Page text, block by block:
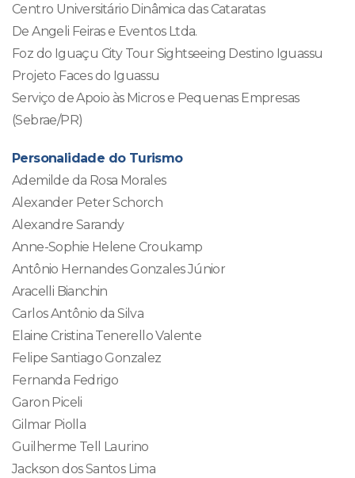
Centro Universitário Dinâmica das Cataratas
De Angeli Feiras e Eventos Ltda.
Foz do Iguaçu City Tour Sightseeing Destino Iguassu
Projeto Faces do Iguassu
Serviço de Apoio às Micros e Pequenas Empresas
(Sebrae/PR)
Personalidade do Turismo
Ademilde da Rosa Morales
Alexander Peter Schorch
Alexandre Sarandy
Anne-Sophie Helene Croukamp
Antônio Hernandes Gonzales Júnior
Aracelli Bianchin
Carlos Antônio da Silva
Elaine Cristina Tenerello Valente
Felipe Santiago Gonzalez
Fernanda Fedrigo
Garon Piceli
Gilmar Piolla
Guilherme Tell Laurino
Jackson dos Santos Lima